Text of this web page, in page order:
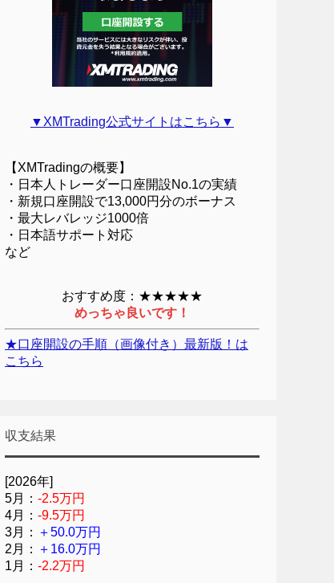
▼XMTrading公式サイトはこちら▼
【XMTradingの概要】
・日本人トレーダー口座開設No.1の実績
・新規口座開設で13,000円分のボーナス
・最大レバレッジ1000倍
・日本語サポート対応
など
おすすめ度：★★★★★
めっちゃ良いです！
★口座開設の手順（画像付き）最新版！は
こちら
収支結果
[2026年]
5月： -2.5万円
4月： -9.5万円
3月： ＋50.0万円
2月： ＋16.0万円
1月： -2.2万円